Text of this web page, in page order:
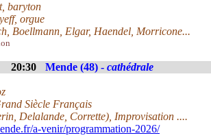
baryton
orgue
Boellmann, Elgar, Haendel, Morricone...
20:30 Mende (48) - cathédrale
Siècle Français
Delalande, Corrette), Improvisation ....
a-venir/programmation-2026/